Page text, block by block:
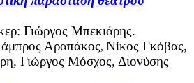
Γιώργος Μπεκιάρης.
Αραπάκος, Νίκος Γκόβας,
Γιώργος Μόσχος, Διονύσης